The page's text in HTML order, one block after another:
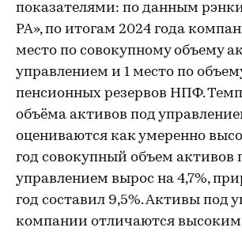
показателями: по данным
РА», по итогам 2024 года
место по совокупному объему
управлением и 1 место по
пенсионных резервов НПФ.
объёма активов под
оцениваются как умеренно
год совокупный объем активов
управлением вырос на 4,7%,
год составил 9,5%. Активы под
компании отличаются высоким